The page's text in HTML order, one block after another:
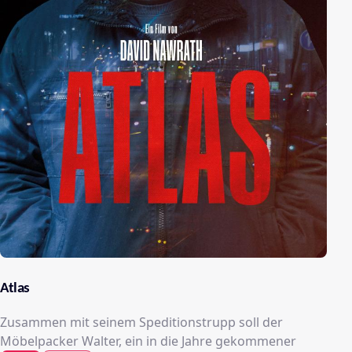
Atlas
Zusammen mit seinem Speditionstrupp soll der
Möbelpacker Walter, ein in die Jahre gekommener